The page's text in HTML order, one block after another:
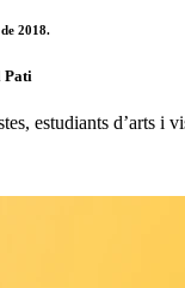
2018.
Pati
estudiants d’arts i